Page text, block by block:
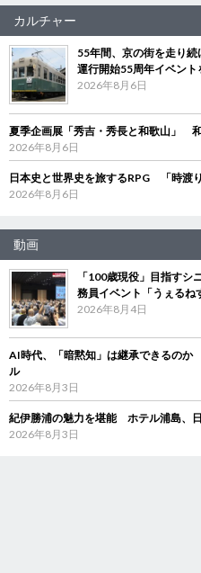
カルチャー
55年間、京の街を走り
運行開始55周年イベント
2026年8月6日
夏季企画展「秀吉・秀長と和歌山」
2026年8月6日
日本史と世界史を旅するRPG 「時渡
2026年8月6日
動画
「100歳現役」目指す
務員イベント「うぇるね
2026年8月4日
AI時代、「暗黙知」は継承できるの
ル
2026年8月3日
紀伊勝浦の魅力を堪能 ホテル浦島、
2026年8月3日